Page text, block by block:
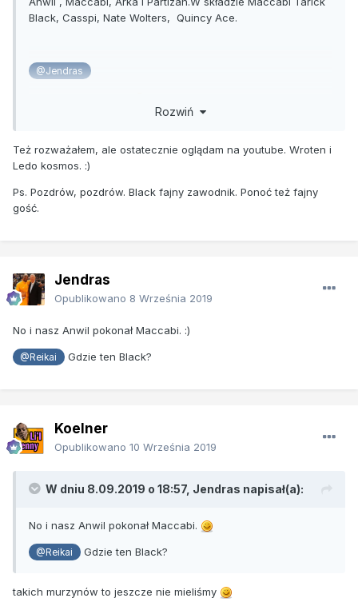
Black, Casspi, Nate Wolters, Quincy Ace.
@Jendras
sam to uwielbiam i żałuję odpuszczenia przez Lakers.
Rozwiń
Też rozważałem, ale ostatecznie oglądam na youtube. Wroten i
Ledo kosmos. :)
Ps. Pozdrów, pozdrów. Black fajny zawodnik. Ponoć też fajny
gość.
Jendras
Opublikowano 8 Września 2019
No i nasz Anwil pokonał Maccabi. :)
@Reikai Gdzie ten Black?
Koelner
Opublikowano 10 Września 2019
W dniu 8.09.2019 o 18:57, Jendras napisał(a):
No i nasz Anwil pokonał Maccabi.
@Reikai Gdzie ten Black?
takich murzynów to jeszcze nie mieliśmy